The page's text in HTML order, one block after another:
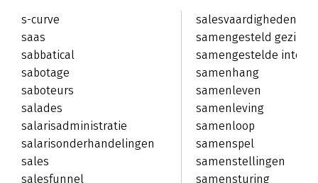
s-curve
saas
sabbatical
sabotage
saboteurs
salades
salarisadministratie
salarisonderhandelingen
sales
salesfunnel
salesvaardigheden
samengesteld gezin
samengestelde
samenhang
samenleven
samenleving
samenloop
samenspel
samenstellingen
samensturing